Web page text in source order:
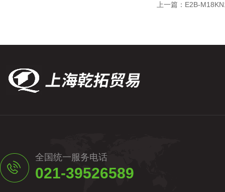
上一篇： E2B-
全国统一服务电话
021-39526589